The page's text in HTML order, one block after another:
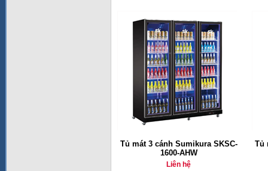
Tủ mát 3 cánh Sumikura SKSC-
1600-AHW
Liên hệ
Tủ